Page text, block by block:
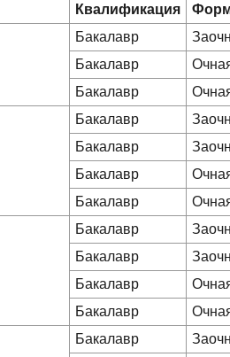
Квалификация
Бакалавр
Бакалавр
Бакалавр
Бакалавр
Бакалавр
Бакалавр
Бакалавр
Бакалавр
Бакалавр
Бакалавр
Бакалавр
Бакалавр